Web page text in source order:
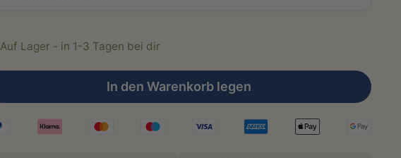
Auf Lager - in 1-3 Tagen bei dir
In den Warenkorb legen